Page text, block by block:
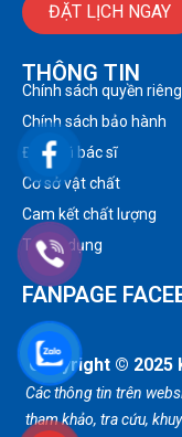
ĐẶT LỊCH NGAY
THÔNG TIN
Chính sách quyền
Chính sách bảo hành
Đội ngũ bác sĩ
Cơ sở vật chất
Cam kết chất lượng
Tuyển dụng
FANPAGE
Copyright © 2025
Các thông tin trên
tham khảo, tra cứu,